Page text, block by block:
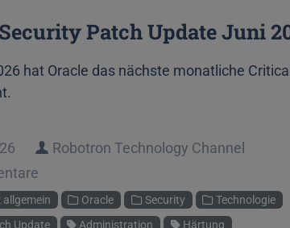
Patch Update Juni
hat Oracle das nächste monatliche
Autor
Robotron Technology Channel
Unterhaltung
allgemein Oracle Security Technologie
Update Administration Härtung